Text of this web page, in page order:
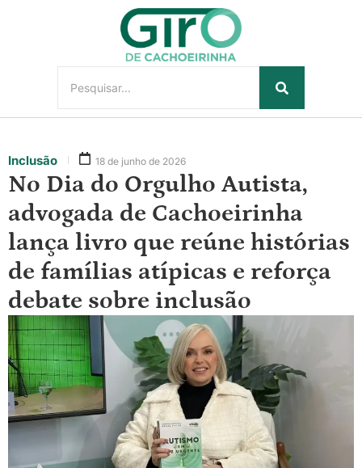
Inclusão 18 de junho de 2026
No Dia do Orgulho Autista,
advogada de Cachoeirinha
lança livro que reúne histórias
de famílias atípicas e reforça
debate sobre inclusão